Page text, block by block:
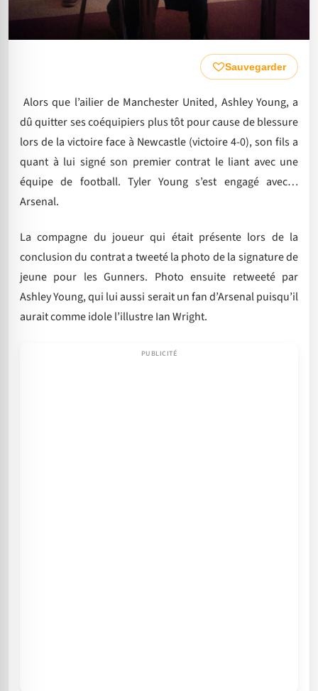
Sauvegarder
Alors que l’ailier de Manchester United, Ashley Young, a
dû quitter ses coéquipiers plus tôt pour cause de blessure
lors de la victoire face à Newcastle (victoire 4-0), son fils a
quant à lui signé son premier contrat le liant avec une
équipe de football. Tyler Young s’est engagé avec…
Arsenal.
La compagne du joueur qui était présente lors de la
conclusion du contrat a tweeté la photo de la signature de
jeune pour les Gunners. Photo ensuite retweeté par
Ashley Young, qui lui aussi serait un fan d’Arsenal puisqu’il
aurait comme idole l’illustre Ian Wright.